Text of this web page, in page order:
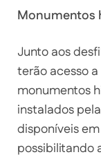
Monumentos
Junto aos
terão acesso
monumentos
instalados
disponíveis
possibilitando